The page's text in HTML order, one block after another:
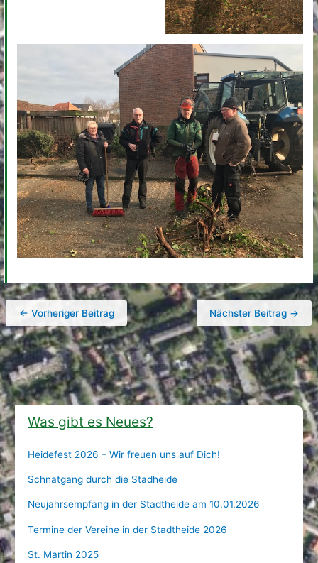
← Vorheriger Beitrag Nächster Beitrag →
Was gibt es Neues?
Heidefest 2026 – Wir freuen uns auf Dich!
Schnatgang durch die Stadheide
Neujahrsempfang in der Stadtheide am 10.01.2026
Termine der Vereine in der Stadtheide 2026
St. Martin 2025